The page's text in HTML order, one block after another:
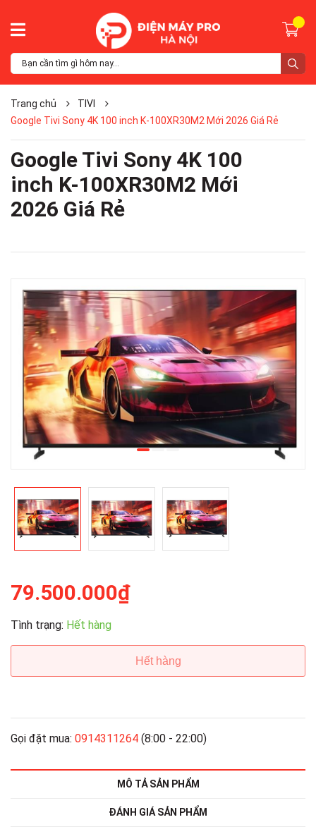
Trang chủ
TIVI
Google Tivi Sony 4K 100 inch K-100XR30M2 Mới 2026 Giá Rẻ
Google Tivi Sony 4K 100
inch K-100XR30M2 Mới
2026 Giá Rẻ
79.500.000₫
Tình trạng: Hết hàng
Hết hàng
Gọi đặt mua: 0914311264 (8:00 - 22:00)
MÔ TẢ SẢN PHẨM
ĐÁNH GIÁ SẢN PHẨM